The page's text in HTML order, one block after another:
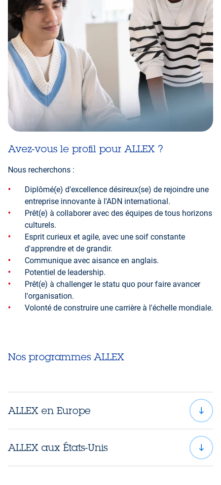
Avez-vous le profil pour ALLEX ?
Nous recherchons :
Diplômé(e) d'excellence désireux(se) de rejoindre une
entreprise innovante à l'ADN international.
Prêt(e) à collaborer avec des équipes de tous horizons
culturels.
Esprit curieux et agile, avec une soif constante
d'apprendre et de grandir.
Communique avec aisance en anglais.
Potentiel de leadership.
Prêt(e) à challenger le statu quo pour faire avancer
l'organisation.
Volonté de construire une carrière à l'échelle mondiale.
Nos programmes ALLEX
ALLEX en Europe
ALLEX aux États-Unis